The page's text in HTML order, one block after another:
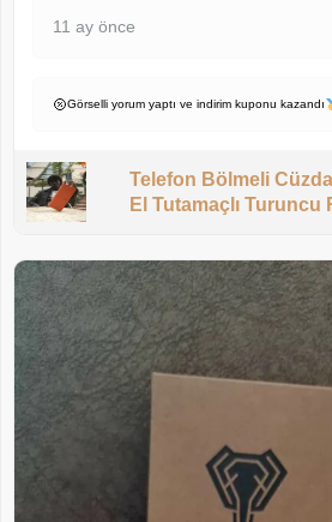
11 ay önce
Görselli yorum yaptı ve indirim kuponu kazandı
Telefon Bölmeli
El Tutamaçlı Turuncu